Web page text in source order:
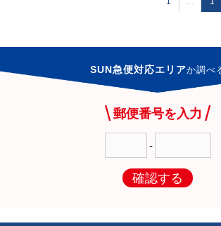
SUN急便対応エリアか調べ
郵便番号を入力
-
確認する